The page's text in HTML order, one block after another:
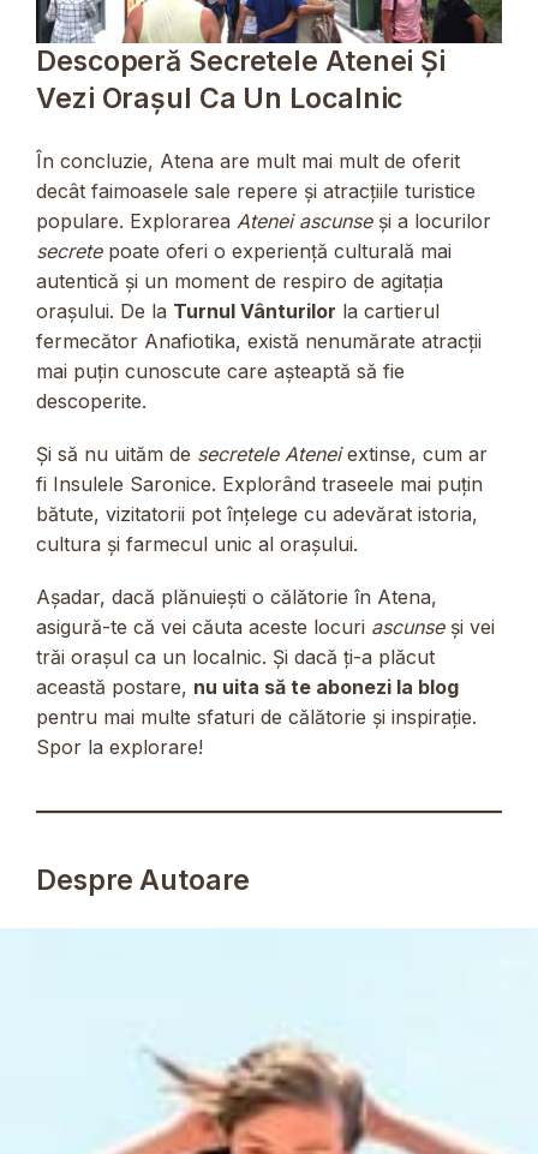
Descoperă Secretele Atenei Și
Vezi Orașul Ca Un Localnic
În concluzie, Atena are mult mai mult de oferit
decât faimoasele sale repere și atracțiile turistice
populare. Explorarea Atenei ascunseși a locurilor
secretepoate oferi o experiență culturală mai
autentică și un moment de respiro de agitația
orașului. De la Turnul Vânturilor la cartierul
fermecător Anafiotika, există nenumărate atracții
mai puțin cunoscute care așteaptă să fie
descoperite.
Și să nu uităm de secretele Ateneiextinse, cum ar
fi Insulele Saronice. Explorând traseele mai puțin
bătute, vizitatorii pot înțelege cu adevărat istoria,
cultura și farmecul unic al orașului.
Așadar, dacă plănuiești o călătorie în Atena,
asigură-te că vei căuta aceste locuri ascunseși vei
trăi orașul ca un localnic. Și dacă ți-a plăcut
această postare, nu uita să te abonezi la blog
pentru mai multe sfaturi de călătorie și inspirație.
Spor la explorare!
Despre Autoare